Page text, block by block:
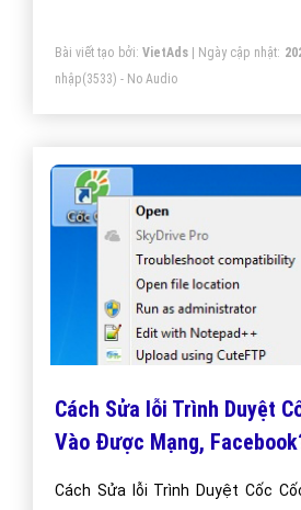
Bài viết tạo bởi: VietAds| Ngày cập nhật:
nhập(3533) - No Audio
Cách Sửa lỗi Trình Duyệt
Vào Được Mạng,
Cách Sửa lỗi Trình Duyệt Cốc